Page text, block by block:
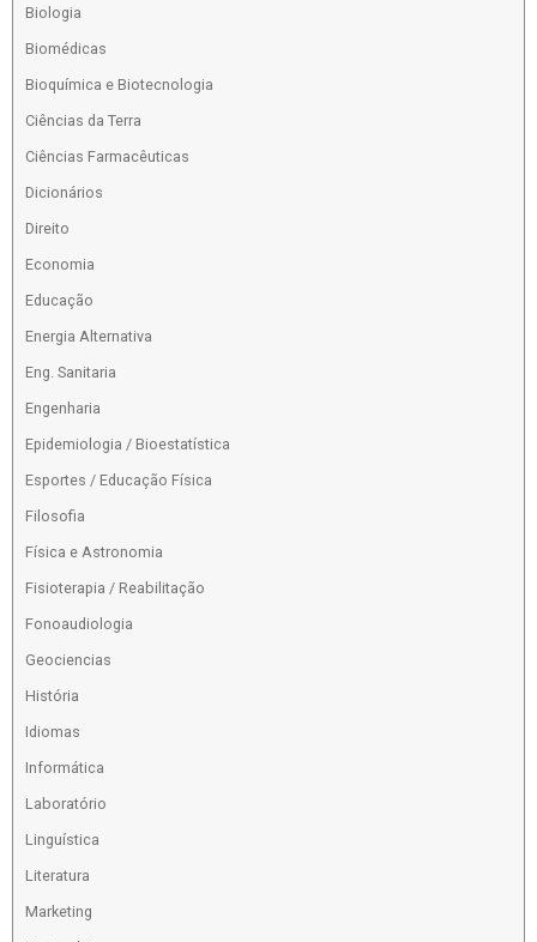
Biologia
Biomédicas
Bioquímica e Biotecnologia
Ciências da Terra
Ciências Farmacêuticas
Dicionários
Direito
Economia
Educação
Energia Alternativa
Eng. Sanitaria
Engenharia
Epidemiologia / Bioestatística
Esportes / Educação Física
Filosofia
Física e Astronomia
Fisioterapia / Reabilitação
Fonoaudiologia
Geociencias
História
Idiomas
Informática
Laboratório
Linguística
Literatura
Marketing